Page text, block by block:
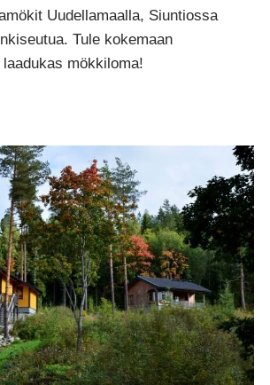
Uudellamaalla, Siuntiossa
Tule kokemaan
mökkiloma!